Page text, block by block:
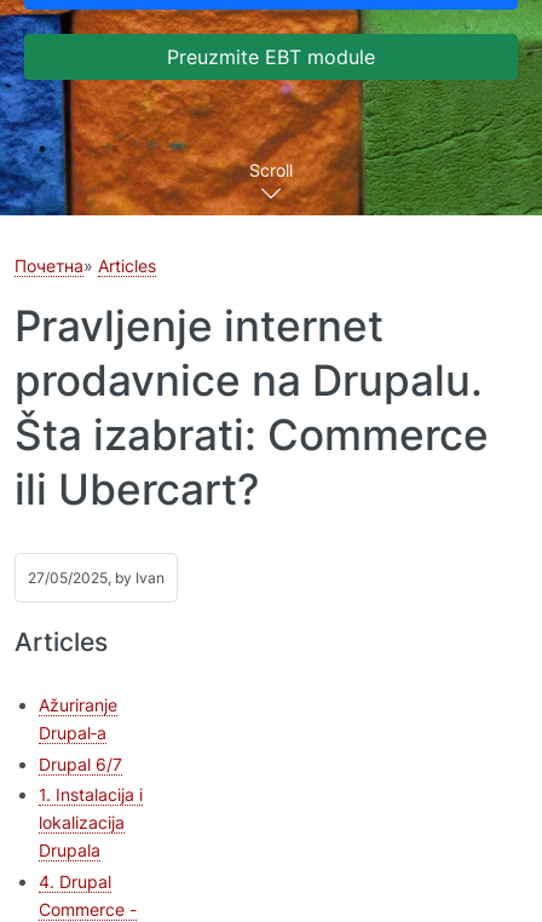
Preuzmite EBT module
Scroll
Почетна Articles
Pravljenje internet
prodavnice na Drupalu.
Šta izabrati: Commerce
ili Ubercart?
27/05/2025, by Ivan
Articles
Ažuriranje
Drupal‑a
Drupal 6/7
1. Instalacija i
lokalizacija
Drupala
4. Drupal
Commerce -